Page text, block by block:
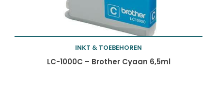
Toevoegen aan
INKT & TOEBEHOREN
LC-1000C – Brother Cyaan 6,5ml